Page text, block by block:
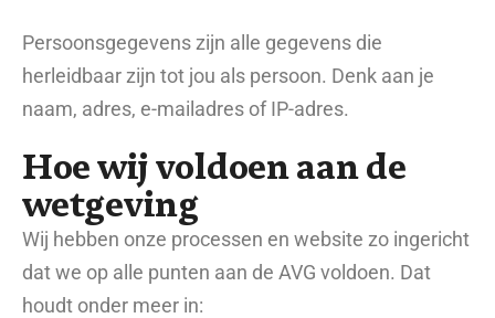
Persoonsgegevens zijn alle gegevens die
herleidbaar zijn tot jou als persoon. Denk aan je
naam, adres, e-mailadres of IP-adres.
Hoe wij voldoen aan de
wetgeving
Wij hebben onze processen en website zo ingericht
dat we op alle punten aan de AVG voldoen. Dat
houdt onder meer in: